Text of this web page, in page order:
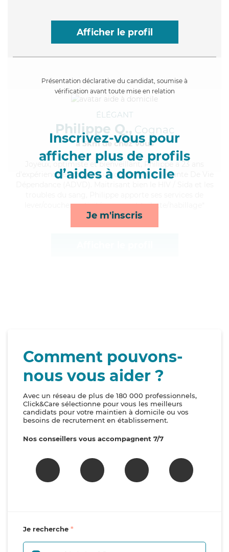
Afficher le profil
Présentation déclarative du candidat, soumise à
vérification avant toute mise en relation
Inscrivez-vous pour
afficher plus de profils
d’aides à domicile
Je m'inscris
ÉLÉGANT
Philippe Q., Cognac
à 5km de chez Vous
, optimiste et bienveillant, Philippe a 23 ans
d'expérience et possède un diplôme d'Assistante De Vie
lever/coucher, activités, repas et toilette/habillage*
Comment pouvons-
nous vous aider ?
Avec un réseau de plus de 180 000 professionnels,
Click&Care sélectionne pour vous les meilleurs
candidats pour votre maintien à domicile ou vos
besoins de recrutement en établissement.
Nos conseillers vous accompagnent 7/7
Je recherche